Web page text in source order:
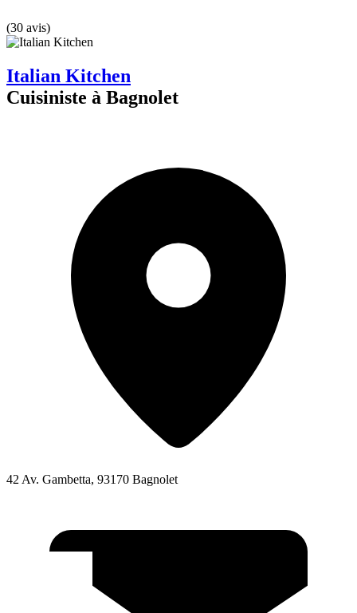
(30 avis)
Italian Kitchen
Cuisiniste à Bagnolet
42 Av. Gambetta, 93170 Bagnolet